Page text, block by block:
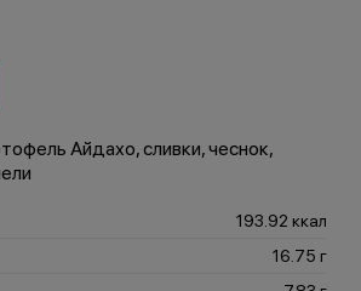
Айдахо, сливки, чеснок,
193.92 ккал
16.75 г